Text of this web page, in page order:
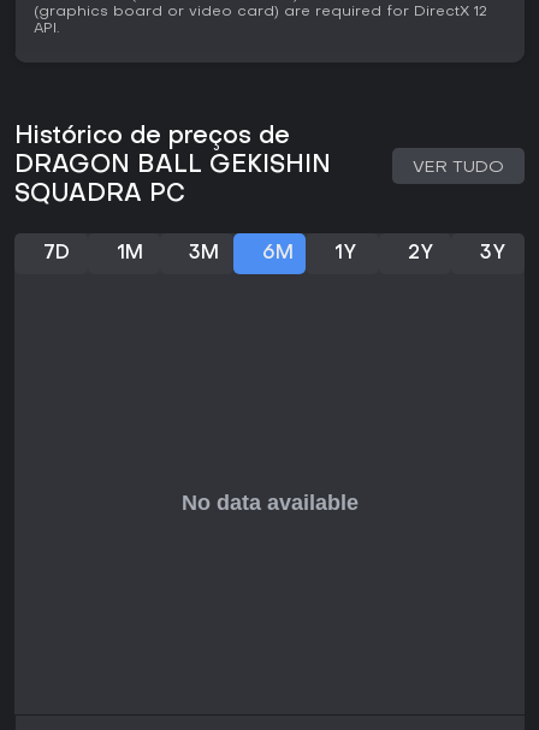
otimizações, conforme feedbacks iniciais.
(graphics board or video card) are required for DirectX 12
API.
Histórico de preços de
DRAGON BALL GEKISHIN
SQUADRA PC
VER TUDO
7D 1M 3M 6M 1Y 2Y 3Y